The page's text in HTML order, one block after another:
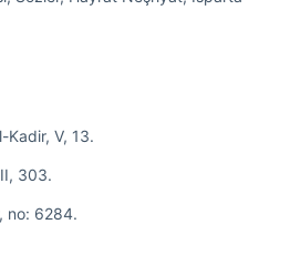
Kadir, V, 13.
303.
no: 6284.